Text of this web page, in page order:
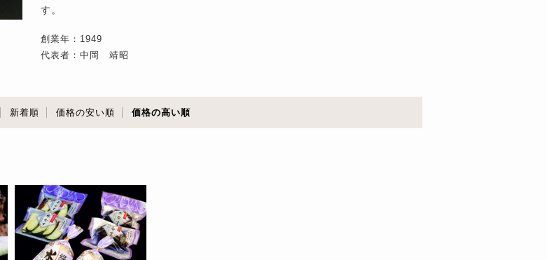
す。
創業年：1949
代表者：中岡 靖昭
新着順 価格の安い順 価格の高い順